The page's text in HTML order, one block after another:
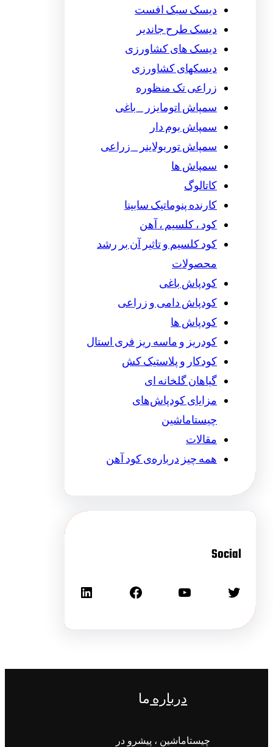
دیسک سبک افست
دیسک طرح جاندیر
دیسک های کشاورزی
دیسکهای کشاورزی
زراعی تک منظوره
سمپاش اتومایزر _ باغی
سمپاش بوم دار
سمپاش توربولاینر _ زراعی
سمپاش ها
کاتالوگ
کارنده پنوماتیک سابینا
کود ، کلسیم ، آهن
کود کلسیم و تاثیر آن بر رشد
محصولات
کودپاش باغی
کودپاش دامی و زراعی
کودپاش ها
کودریز و ماسه ریز فری استال
کودکار و پلاستیک کش
گیاهان گلخانه ای
مزایای کودپاش‌های
چیستاماشین
مقالات
همه چیز درباره‌ی کود آهن
Social
دربارهما
چیستاماشین ، پیشرو در